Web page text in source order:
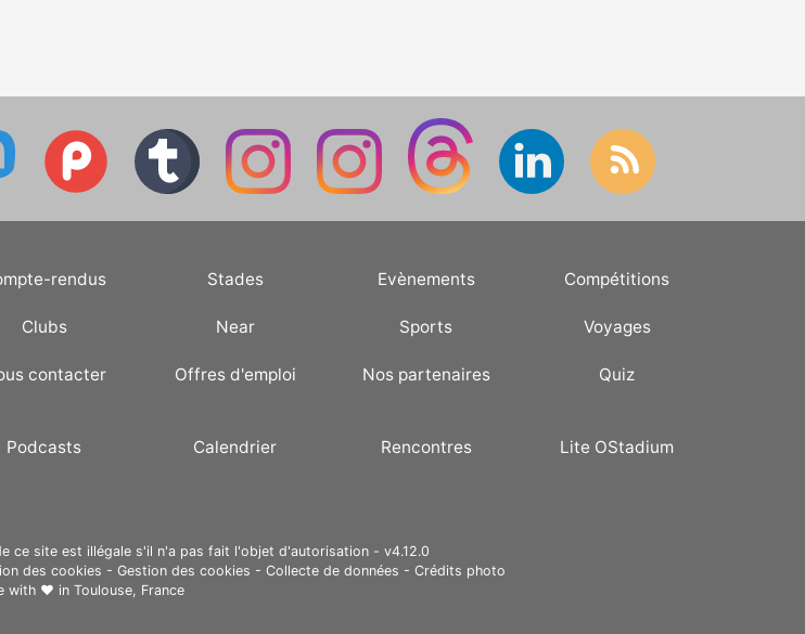
rendus Stades Evènements Compétitions
Clubs Near Sports Voyages
contacter Offres d'emploi Nos partenaires Quiz
Podcasts Calendrier Rencontres Lite OStadium
ce site est illégale s'il n'a pas fait l'objet d'autorisation - v4.12.0
des cookies - Gestion des cookies - Collecte de données - Crédits photo
with ❤ in Toulouse, France